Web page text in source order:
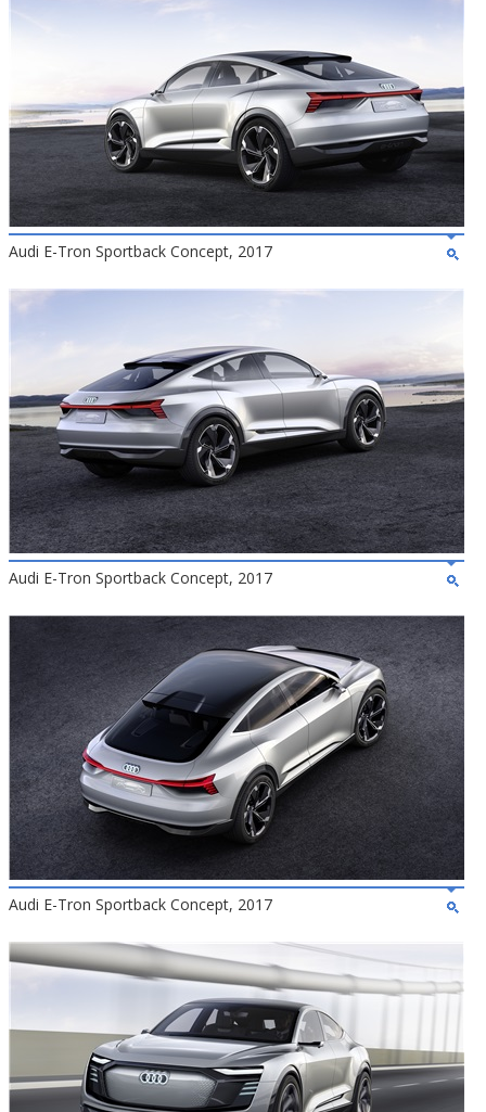
Audi E-Tron Sportback Concept, 2017
Audi E-Tron Sportback Concept, 2017
Audi E-Tron Sportback Concept, 2017